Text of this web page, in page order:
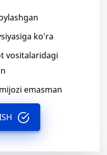
ko'ra
vositalaridagi
emasman